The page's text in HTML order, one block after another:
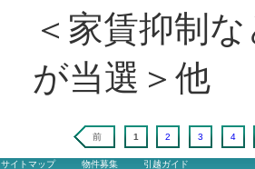
＜家賃抑制
が当選＞他
前 1 2 3 4
サイトマップ 物件募集 引越ガイド